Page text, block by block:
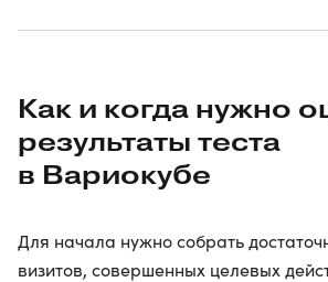
Как и когда нужно
результаты теста
в Вариокубе
Для начала нужно собрать
визитов, совершенных целевых